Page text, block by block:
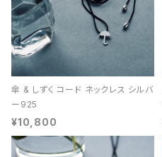
傘 & しずく コード ネックレス シルバ
ー925
¥10,800